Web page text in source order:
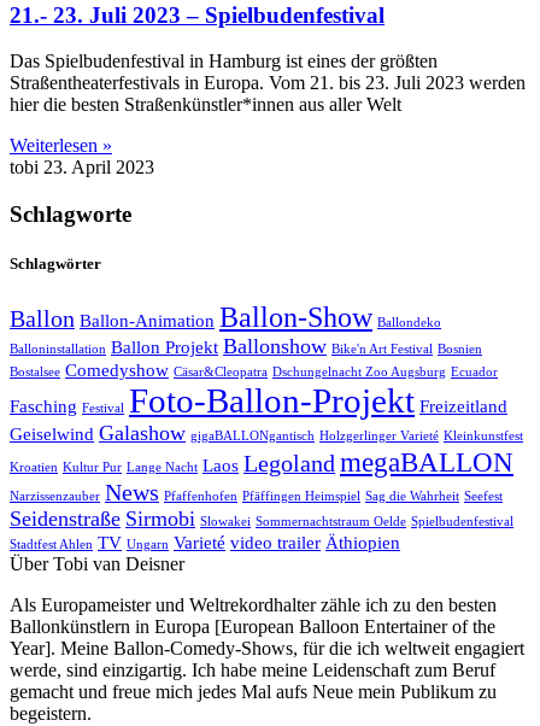
21.- 23. Juli 2023 – Spielbudenfestival
Das Spielbudenfestival in Hamburg ist eines der größten
Straßentheaterfestivals in Europa. Vom 21. bis 23. Juli 2023 werden
hier die besten Straßenkünstler*innen aus aller Welt
Weiterlesen »
tobi 23. April 2023
Schlagworte
Schlagwörter
Ballon Ballon-Animation Ballon-Show Ballondeko
Balloninstallation Ballon Projekt Ballonshow Bike'n Art Festival Bosnien
Bostalsee Comedyshow Cäsar&Cleopatra Dschungelnacht Zoo Augsburg Ecuador
Fasching Festival Foto-Ballon-Projekt Freizeitland
Geiselwind Galashow gigaBALLONgantisch Holzgerlinger Varieté Kleinkunstfest
Kroatien Kultur Pur Lange Nacht Laos Legoland megaBALLON
Narzissenzauber News Pfaffenhofen Pfäffingen Heimspiel Sag die Wahrheit Seefest
Seidenstraße Sirmobi Slowakei Sommernachtstraum Oelde Spielbudenfestival
Stadtfest Ahlen TV Ungarn Varieté video trailer Äthiopien
Über Tobi van Deisner
Als Europameister und Weltrekordhalter zähle ich zu den besten
Ballonkünstlern in Europa [European Balloon Entertainer of the
Year]. Meine Ballon-Comedy-Shows, für die ich weltweit engagiert
werde, sind einzigartig. Ich habe meine Leidenschaft zum Beruf
gemacht und freue mich jedes Mal aufs Neue mein Publikum zu
begeistern.